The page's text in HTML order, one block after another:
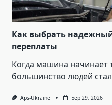
Как выбрать
переплаты
Когда машина начинает
большинство людей
Aps-Ukraine Бер 29, 2026